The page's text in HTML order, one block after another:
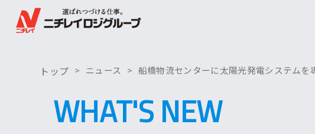
トップ ニュース 船橋物流センターに太陽光発電システムを
WHAT'S NEW